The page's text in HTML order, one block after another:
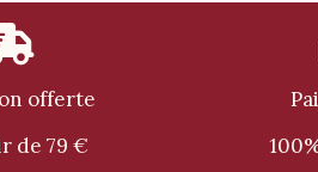
offerte
de 79 €